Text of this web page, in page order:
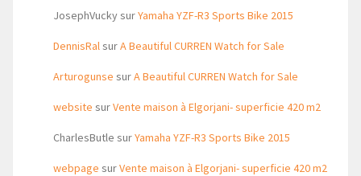
JosephVuckysurYamaha YZF-R3 Sports Bike 2015
DennisRalsurA Beautiful CURREN Watch for Sale
Arturogunse surA Beautiful CURREN Watch for Sale
website surVente maison à Elgorjani- superficie 420 m2
CharlesButle surYamaha YZF-R3 Sports Bike 2015
webpage surVente maison à Elgorjani- superficie 420 m2